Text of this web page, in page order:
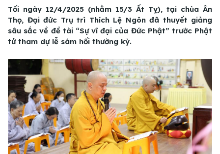
Tối ngày 12/4/2025 (nhằm 15/3 Ất Tỵ), tại chùa Ân
Thọ, Đại đức Trụ trì Thích Lệ Ngôn đã thuyết giảng
sâu sắc về đề tài “Sự vĩ đại của Đức Phật” trước Phật
tử tham dự lễ sám hối thường kỳ.